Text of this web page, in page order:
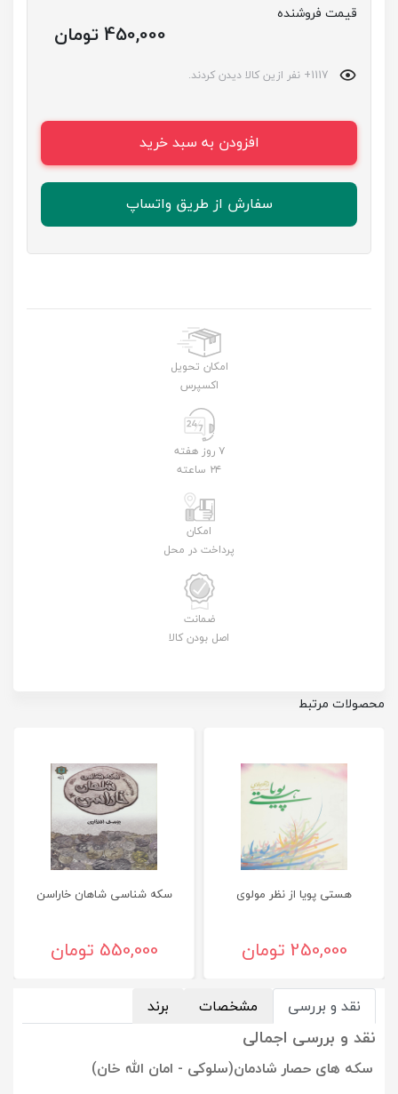
قیمت فروشنده
450,000 تومان
افزودن به سبد خرید
سفارش از طریق واتساپ
امکان تحویل
اکسپرس
۷ روز هفته
۲۴ ساعته
امکان
پرداخت در محل
ضمانت
اصل بودن کالا
محصولات مرتبط
هستی پویا از نظر مولوی
250,000 تومان
سکه شناسی شاهان خاراسن
550,000 تومان
نقد و بررسی مشخصات برند
نقد و بررسی اجمالی
سکه های حصار شادمان(سلوکی - امان الله خان)